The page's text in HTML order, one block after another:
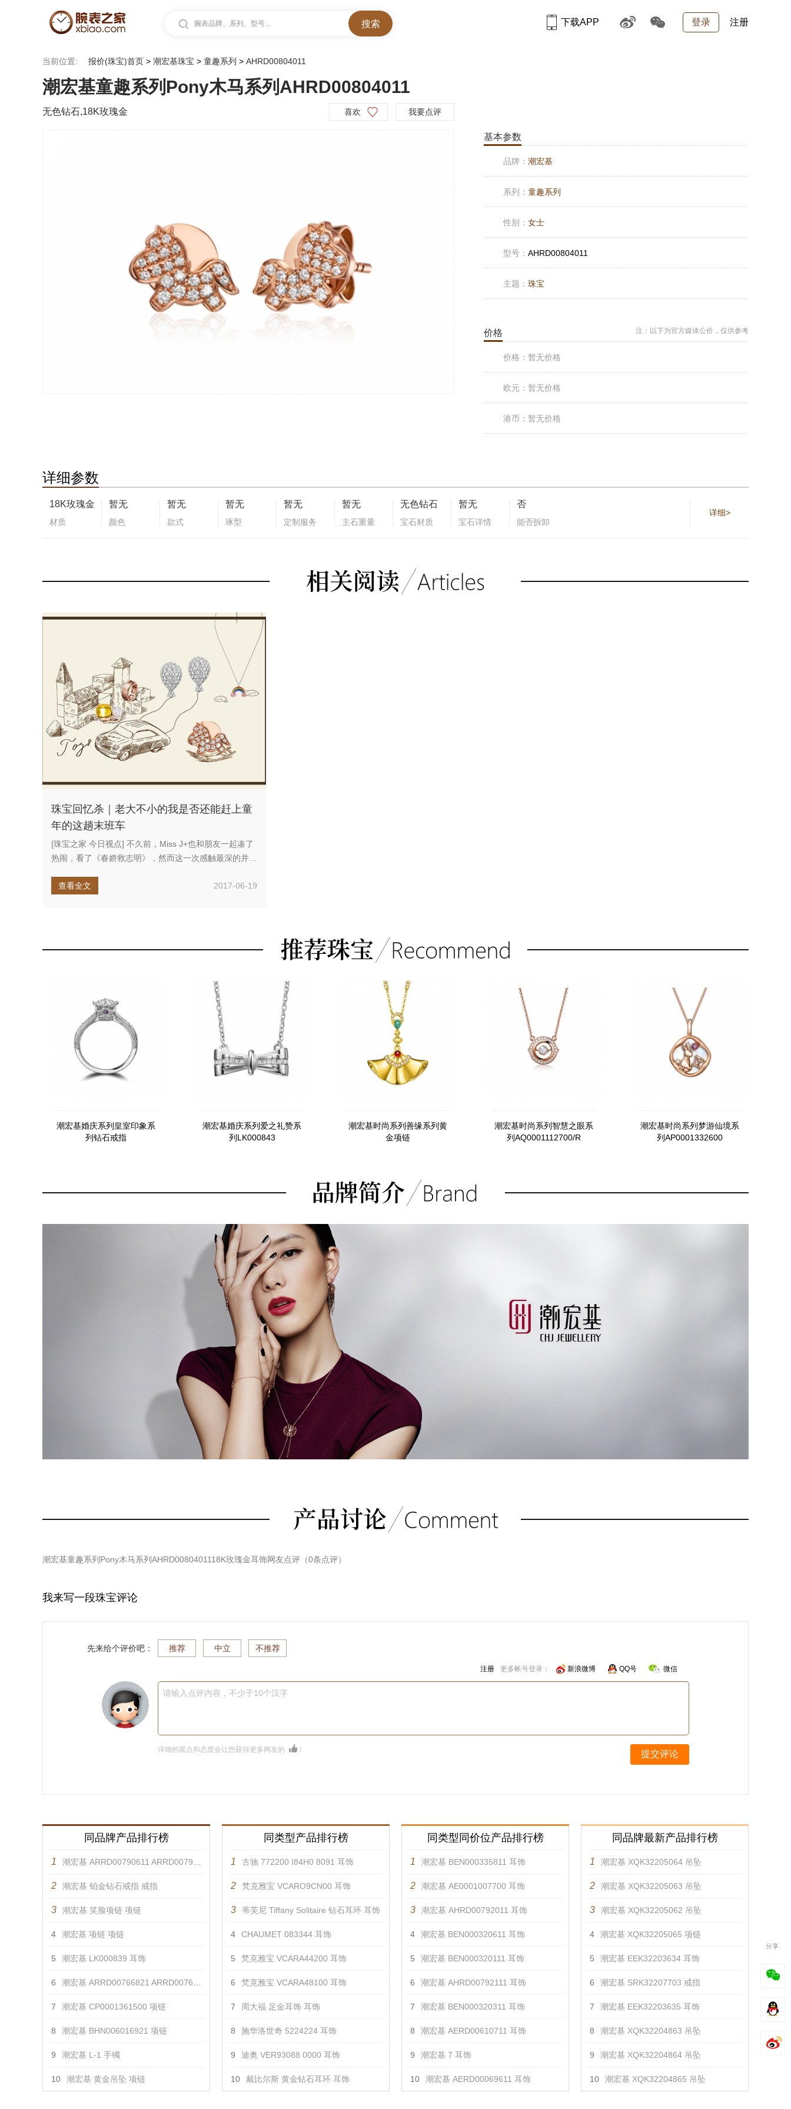
腕表品牌、系列、型号... 登录 注册
下载APP
当前位置: 报价(珠宝)首页 > 潮宏基珠宝 > 童趣系列 > AHRD00804011
潮宏基童趣系列Pony木马系列AHRD00804011
无色钻石,18K玫瑰金 喜欢 我要点评
基本参数
品牌： 潮宏基
系列： 童趣系列
性别： 女士
型号： AHRD00804011
主题： 珠宝
价格 注：以下为官方媒体公价，仅供参考
价格： 暂无价格
欧元： 暂无价格
港币： 暂无价格
详细参数
18K玫瑰金
材质
暂无
颜色
暂无
款式
暂无
琢型
暂无
定制服务
暂无
主石重量
无色钻石
宝石材质
暂无
宝石详情
否
能否拆卸
详细>
珠宝回忆杀｜老大不小的我是否还能赶上童
年的这趟末班车
[珠宝之家 今日视点] 不久前，Miss J+也和朋友一起凑了
热闹，看了《春娇救志明》，然而这一次感触最深的并...
查看全文 2017-06-19
潮宏基婚庆系列皇室印象系
列钻石戒指
潮宏基婚庆系列爱之礼赞系
列LK000843
潮宏基时尚系列善缘系列黄
金项链
潮宏基时尚系列智慧之眼系
列AQ0001112700/R
潮宏基时尚系列梦游仙境系
列AP0001332600
潮宏基童趣系列Pony木马系列AHRD0080401118K玫瑰金耳饰网友点评（0条点评）
我来写一段珠宝评论
先来给个评价吧： 推荐 中立 不推荐
注册 更多帐号登录： 新浪微博 QQ号 微信
请输入点评内容，不少于10个汉字
详细的观点和态度会让您获得更多网友的 ！ 提交评论
同品牌产品排行榜
1 潮宏基 ARRD00790611 ARRD00790621 戒指
2 潮宏基 铂金钻石戒指 戒指
3 潮宏基 笑脸项链 项链
4 潮宏基 项链 项链
5 潮宏基 LK000839 耳饰
6 潮宏基 ARRD00766821 ARRD00766831 戒指
7 潮宏基 CP0001361500 项链
8 潮宏基 BHN006016921 项链
9 潮宏基 L-1 手镯
10 潮宏基 黄金吊坠 项链
同类型产品排行榜
1 古驰 772200 I84H0 8091 耳饰
2 梵克雅宝 VCARO9CN00 耳饰
3 蒂芙尼 Tiffany Solitaire 钻石耳环 耳饰
4 CHAUMET 083344 耳饰
5 梵克雅宝 VCARA44200 耳饰
6 梵克雅宝 VCARA48100 耳饰
7 周大福 足金耳饰 耳饰
8 施华洛世奇 5224224 耳饰
9 迪奥 VER93088 0000 耳饰
10 戴比尔斯 黄金钻石耳环 耳饰
同类型同价位产品排行榜
1 潮宏基 BEN000335811 耳饰
2 潮宏基 AE0001007700 耳饰
3 潮宏基 AHRD00792011 耳饰
4 潮宏基 BEN000320611 耳饰
5 潮宏基 BEN000320111 耳饰
6 潮宏基 AHRD00792111 耳饰
7 潮宏基 BEN000320311 耳饰
8 潮宏基 AERD00610711 耳饰
9 潮宏基 7 耳饰
10 潮宏基 AERD00069611 耳饰
同品牌最新产品排行榜
1 潮宏基 XQK32205064 吊坠
2 潮宏基 XQK32205063 吊坠
3 潮宏基 XQK32205062 吊坠
4 潮宏基 XQK32205065 项链
5 潮宏基 EEK32203634 耳饰
6 潮宏基 SRK32207703 戒指
7 潮宏基 EEK32203635 耳饰
8 潮宏基 XQK32204863 吊坠
9 潮宏基 XQK32204864 吊坠
10 潮宏基 XQK32204865 吊坠
分享